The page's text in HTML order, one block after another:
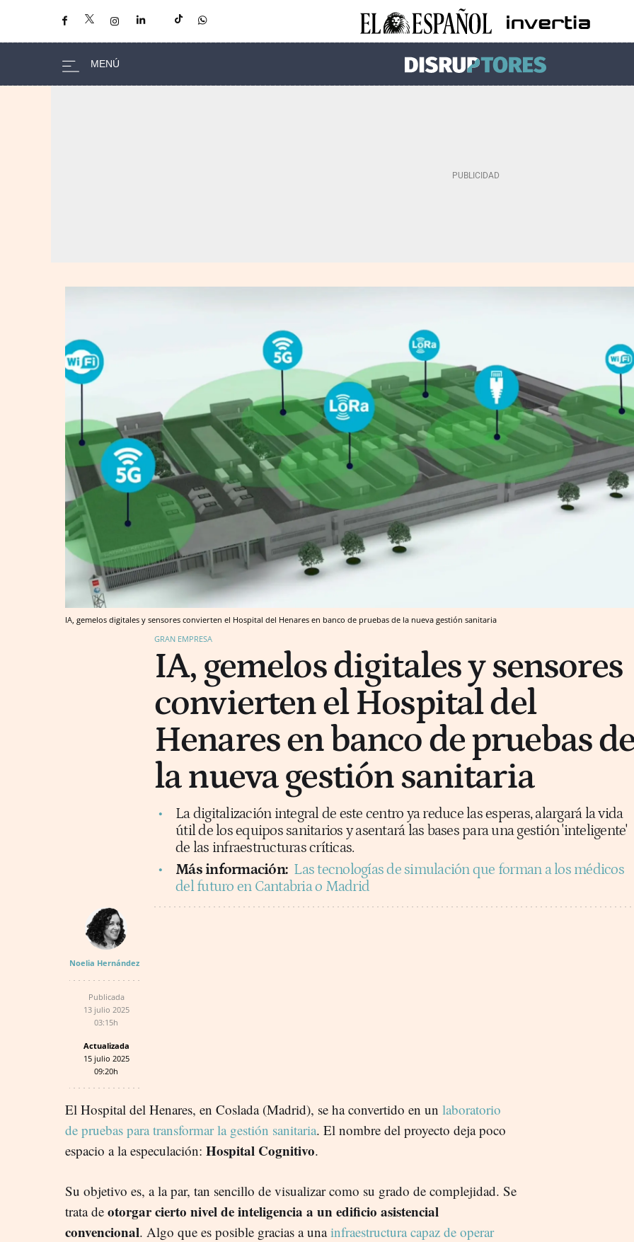
IA, gemelos digitales y sensores convierten el Hospital del Henares en banco de pruebas de la nueva gestión sanitaria
GRAN EMPRESA
IA, gemelos digitales y sensores
convierten el Hospital del
Henares en banco de pruebas
la nueva gestión sanitaria
La digitalización integral de este centro ya reduce las esperas, alargará la vida
útil de los equipos sanitarios y asentará las bases para una gestión 'inteligente'
de las infraestructuras críticas.
Más información: Las tecnologías de simulación que forman a los médicos
del futuro en Cantabria o Madrid
Noelia Hernández
Publicada
13 julio 2025
03:15h
Actualizada
15 julio 2025
09:20h
El Hospital del Henares, en Coslada (Madrid), se ha convertido en un laboratorio
de pruebas para transformar la gestión sanitaria. El nombre del proyecto deja poco
espacio a la especulación: Hospital Cognitivo.
Su objetivo es, a la par, tan sencillo de visualizar como su grado de complejidad. Se
trata de otorgar cierto nivel de inteligencia a un edificio asistencial
convencional. Algo que es posible gracias a unainfraestructura capaz de operar